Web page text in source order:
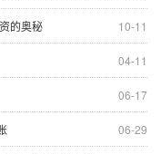
10-11
的奥秘
04-11
06-17
06-29